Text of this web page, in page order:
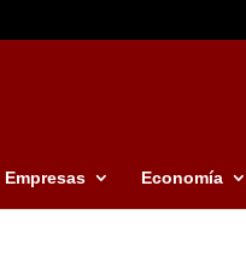
Empresas Economía